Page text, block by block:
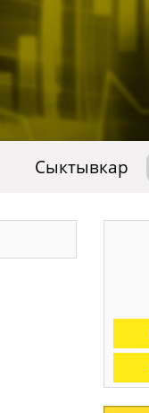
Сыктывкар